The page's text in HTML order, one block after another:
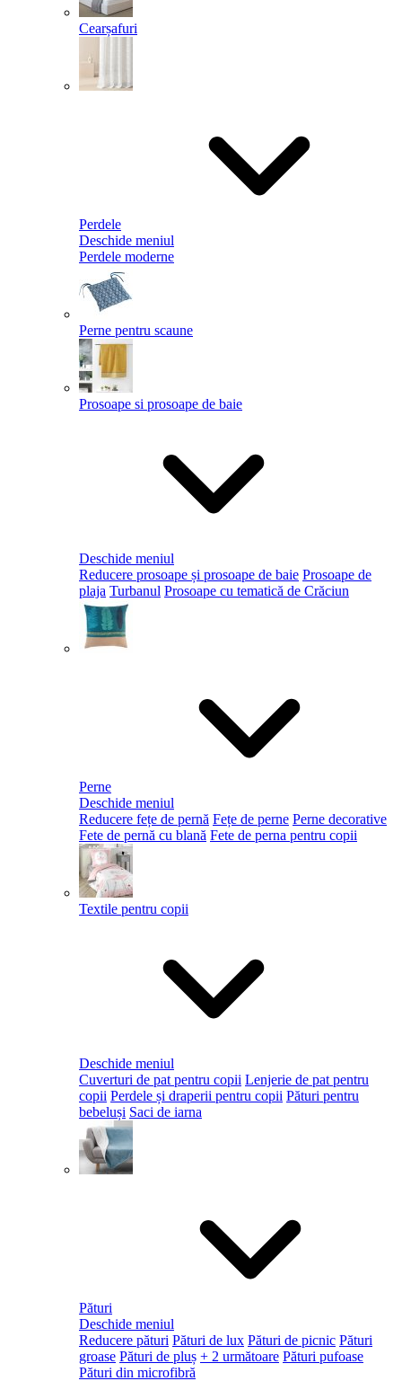
Cearșafuri
Perdele
Deschide meniul
Perdele moderne
Perne pentru scaune
Prosoape si prosoape de baie
Deschide meniul
Reducere prosoape și prosoape de baie Prosoape de
plaja Turbanul Prosoape cu tematică de Crăciun
Perne
Deschide meniul
Reducere fețe de pernă Fețe de perne Perne decorative
Fete de pernă cu blană Fete de perna pentru copii
Textile pentru copii
Deschide meniul
Cuverturi de pat pentru copii Lenjerie de pat pentru
copii Perdele și draperii pentru copii Pături pentru
bebeluși Saci de iarna
Pături
Deschide meniul
Reducere pături Pături de lux Pături de picnic Pături
groase Pături de pluș + 2 următoare Pături pufoase
Pături din microfibră